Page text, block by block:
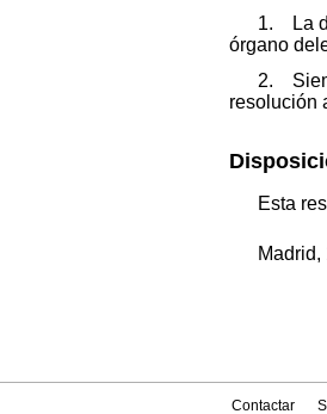
1. La
órgano
2.
resolución
Esta
Contactar